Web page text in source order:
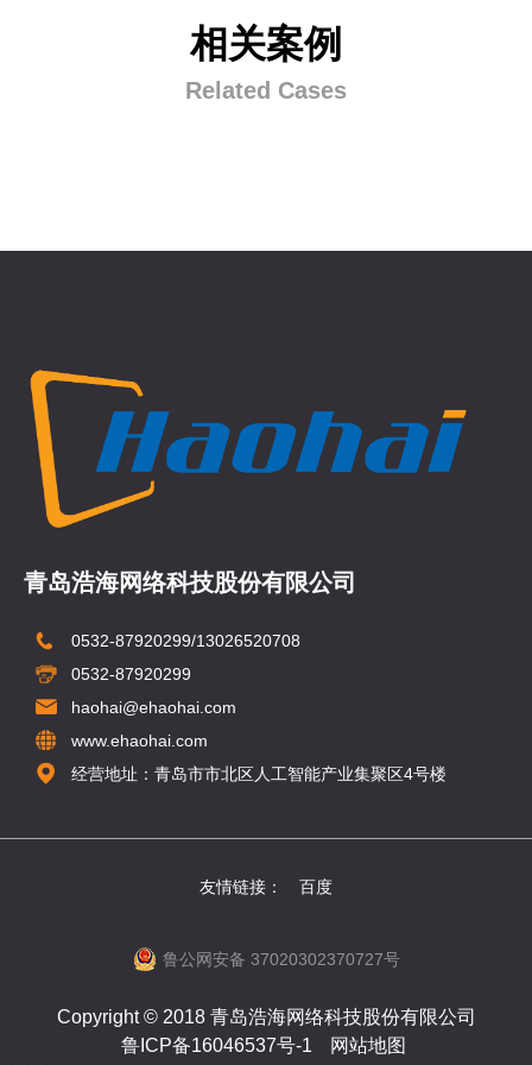
相关案例
Related Cases
青岛浩海网络科技股份有限公司
0532-87920299/13026520708
0532-87920299
haohai@ehaohai.com
www.ehaohai.com
经营地址：青岛市市北区人工智能产业集聚区4号楼
友情链接： 百度
鲁公网安备 37020302370727号
Copyright © 2018 青岛浩海网络科技股份有限公司
鲁ICP备16046537号-1
网站地图